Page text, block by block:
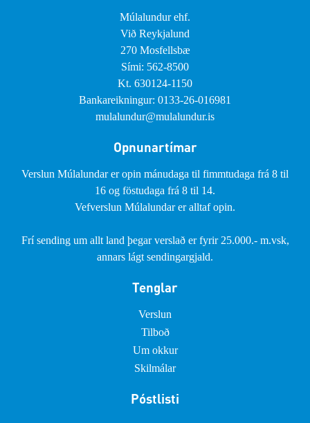
Múlalundur ehf.
Við Reykjalund
270 Mosfellsbæ
Sími: 562-8500
Kt. 630124-1150
Bankareikningur: 0133-26-016981
mulalundur@mulalundur.is
Opnunartímar
Verslun Múlalundar er opin mánudaga til fimmtudaga frá 8 til
16 og föstudaga frá 8 til 14.
Vefverslun Múlalundar er alltaf opin.
Frí sending um allt land þegar verslað er fyrir 25.000.- m.vsk,
annars lágt sendingargjald.
Tenglar
Verslun
Tilboð
Um okkur
Skilmálar
Póstlisti